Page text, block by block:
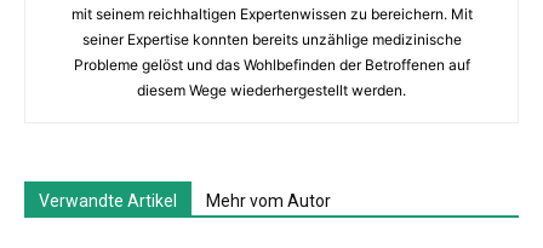
mit seinem reichhaltigen Expertenwissen zu bereichern. Mit
seiner Expertise konnten bereits unzählige medizinische
Probleme gelöst und das Wohlbefinden der Betroffenen auf
diesem Wege wiederhergestellt werden.
Verwandte Artikel Mehr vom Autor